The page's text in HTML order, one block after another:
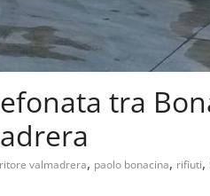
tra
valmadrera, paolo bonacina, rifiuti,